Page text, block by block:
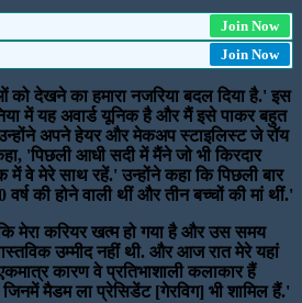
Join Now
Join Now
देखने का हमारा नजरिया बदल दिया है.' इस
में यह अवार्ड यूनिक है और मैं इसे पाकर बहुत
अपने हेयर और मेकअप स्टाइलिस्ट जे रॉय
'पिछली आधी सदी में मैंने जो भी किरदार
वे मेरे साथ रहें.' उन्होंने कहा कि पिछली बार
की होने वाली थीं और तीन बच्चों की मां थीं.'
मेरा करियर खत्म हो गया है और उस समय
उम्मीद नहीं थी. और आज रात मेरे यहां
कारण वे प्रतिभाशाली कलाकार हैं
मैडम ला प्रेसिडेंट [गेरविग] भी शामिल हैं.'